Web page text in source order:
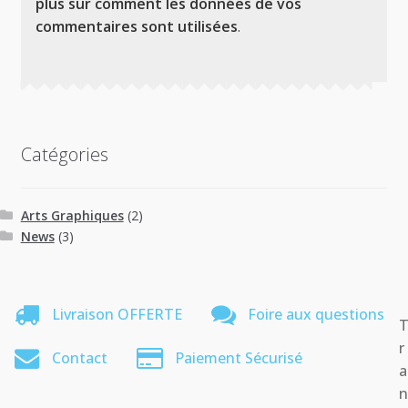
commentaires sont utilisées.
Catégories
Arts Graphiques(2)
News(3)
Livraison OFFERTE Foire aux questions
Contact Paiement Sécurisé
r
a
n